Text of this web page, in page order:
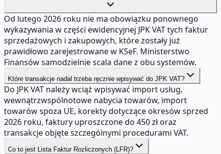
Od lutego 2026 roku nie ma obowiązku ponownego
wykazywania w części ewidencyjnej JPK VAT tych faktur
sprzedażowych i zakupowych, które zostały już
prawidłowo zarejestrowane w KSeF. Ministerstwo
Finansów samodzielnie scala dane z obu systemów.
Które transakcje nadal trzeba ręcznie wpisywać do JPK VAT?
Do JPK VAT należy wciąż wpisywać import usług,
wewnątrzwspólnotowe nabycia towarów, import
towarów spoza UE, korekty dotyczące okresów sprzed
2026 roku, faktury uproszczone do 450 zł oraz
transakcje objęte szczególnymi procedurami VAT.
Co to jest Lista Faktur Rozliczonych (LFR)?